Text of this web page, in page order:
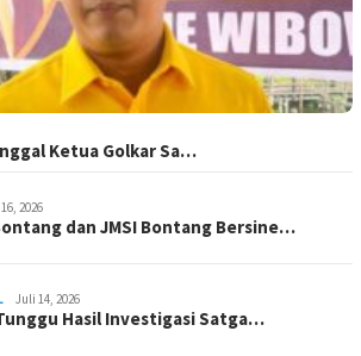
Ketua Golkar Sa…
2026
dan JMSI Bontang Bersine…
Juli 14, 2026
Hasil Investigasi Satga…